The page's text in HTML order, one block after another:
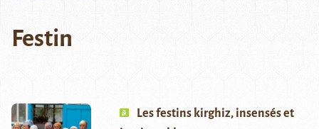
Festin
Les festins kirghiz, insensés et